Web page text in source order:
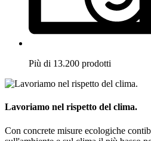
Più di 13.200 prodotti
Lavoriamo nel rispetto del clima.
Con concrete misure ecologiche